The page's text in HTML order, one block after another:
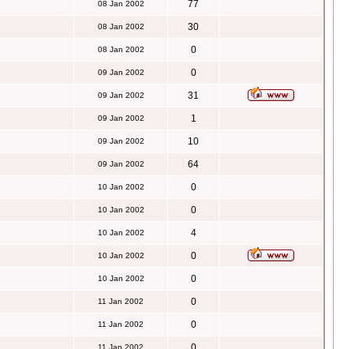
08 Jan 2002 77
08 Jan 2002 30
08 Jan 2002 0
09 Jan 2002 0
09 Jan 2002 31
09 Jan 2002 1
09 Jan 2002 10
09 Jan 2002 64
10 Jan 2002 0
10 Jan 2002 0
10 Jan 2002 4
10 Jan 2002 0
10 Jan 2002 0
11 Jan 2002 0
11 Jan 2002 0
11 Jan 2002